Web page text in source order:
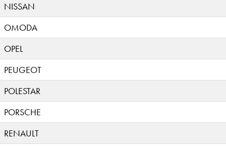
NISSAN
OMODA
OPEL
PEUGEOT
POLESTAR
PORSCHE
RENAULT